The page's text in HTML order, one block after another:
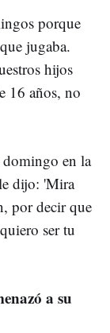
porque
jugaba.
hijos
16 años, no
domingo en la
dijo: 'Mira
por decir que
ser tu
a su